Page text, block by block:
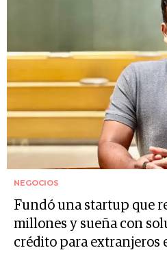
NEGOCIOS
Fundó una startup que
millones y sueña con
crédito para extranjeros